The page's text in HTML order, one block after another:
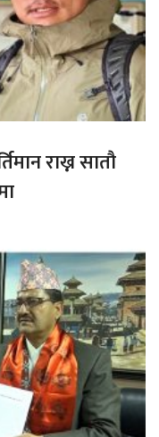
राख्न सातौ